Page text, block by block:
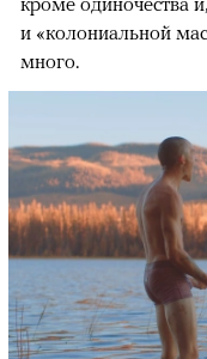
и «колониальной
много.